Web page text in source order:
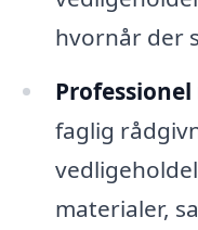
hvornår der
faglig
materialer,